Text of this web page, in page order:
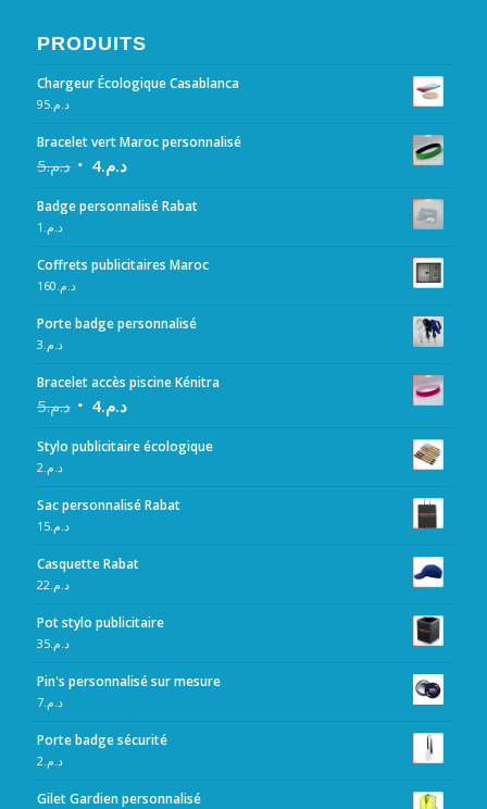
PRODUITS
Chargeur Écologique Casablanca
د.م.95
Bracelet vert Maroc personnalisé
د.م.5 د.م.4
Badge personnalisé Rabat
د.م. 1
Coffrets publicitaires Maroc
د.م. 160
Porte badge personnalisé
د.م. 3
Bracelet accès piscine Kénitra
د.م.5 د.م.4
Stylo publicitaire écologique
د.م. 2
Sac personnalisé Rabat
د.م.15
Casquette Rabat
د.م. 22
Pot stylo publicitaire
د.م.35
Pin's personnalisé sur mesure
د.م.7
Porte badge sécurité
د.م. 2
Gilet Gardien personnalisé